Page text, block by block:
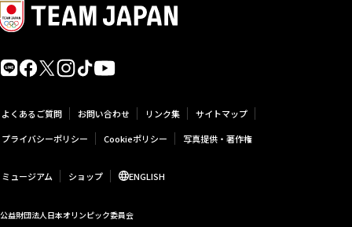
よくあるご質問 お問い合わせ リンク集
サイトマップ
プライバシーポリシー
Cookieポリシー 写真提供・著作権
ミュージアム ショップ ENGLISH
公益財団法人日本オリンピック委員会